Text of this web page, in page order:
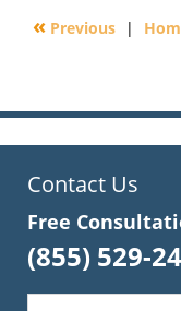
4:10
« Previous |
Contact Us
Free
(855) 529-